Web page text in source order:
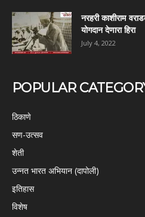
नरहरी काशीराम
योगदान देणारा हिरा
July 4, 2022
POPULAR
ठिकाणे
सण-उत्सव
शेती
उन्नत भारत अभियान (दापोली)
इतिहास
विशेष